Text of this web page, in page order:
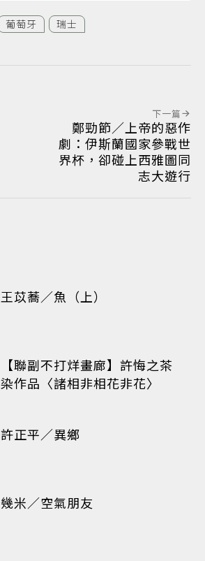
葡萄牙 瑞士
下一篇
鄭勁節／上帝的惡作
劇：伊斯蘭國家參戰世
界杯，卻碰上西雅圖同
志大遊行
王苡蕎／魚（上）
【聯副不打烊畫廊】許悔之茶
染作品〈諸相非相花非花〉
許正平／異鄉
幾米／空氣朋友